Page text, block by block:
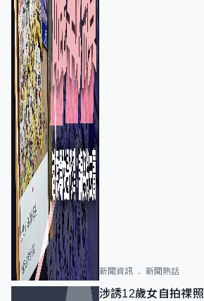
新聞資訊 新聞熱話
涉誘12歲女自拍祼